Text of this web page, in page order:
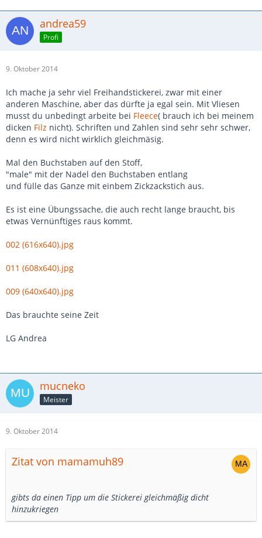
andrea59
Profi
9. Oktober 2014
Ich mache ja sehr viel Freihandstickerei, zwar mit einer
anderen Maschine, aber das dürfte ja egal sein. Mit Vliesen
musst du unbedingt arbeite bei Fleece( brauch ich bei meinem
dicken Filz nicht). Schriften und Zahlen sind sehr sehr schwer,
denn es wird nicht wirklich gleichmäsig.
Mal den Buchstaben auf den Stoff,
"male" mit der Nadel den Buchstaben entlang
und fülle das Ganze mit einbem Zickzackstich aus.
Es ist eine Übungssache, die auch recht lange braucht, bis
etwas Vernünftiges raus kommt.
002 (616x640).jpg
011 (608x640).jpg
009 (640x640).jpg
Das brauchte seine Zeit
LG Andrea
mucneko
Meister
9. Oktober 2014
Zitat von mamamuh89
gibts da einen Tipp um die Stickerei gleichmäßig dicht
hinzukriegen